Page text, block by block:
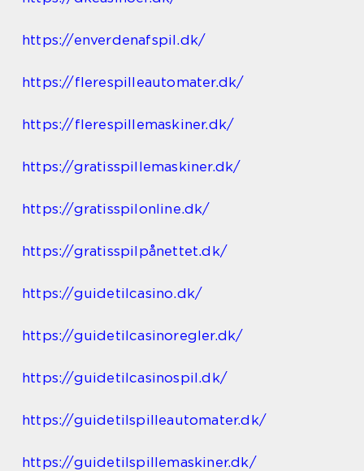
https://enverdenafspil.dk/
https://flerespilleautomater.dk/
https://flerespillemaskiner.dk/
https://gratisspillemaskiner.dk/
https://gratisspilonline.dk/
https://gratisspilpånettet.dk/
https://guidetilcasino.dk/
https://guidetilcasinoregler.dk/
https://guidetilcasinospil.dk/
https://guidetilspilleautomater.dk/
https://guidetilspillemaskiner.dk/